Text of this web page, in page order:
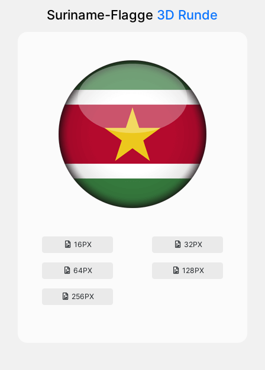
Suriname-Flagge 3D Runde
16PX 32PX
64PX 128PX
256PX